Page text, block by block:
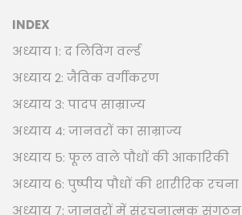
INDEX
अध्याय 1: द लिविंग वर्ल्ड
अध्याय 2: जैविक वर्गीकरण
अध्याय 3: पादप साम्राज्य
अध्याय 4: जानवरों का साम्राज्य
अध्याय 5: फूल वाले पौधों की आकारिकी
अध्याय 6: पुष्पीय पौधों की शारीरिक रचना
अध्याय 7: जानवरों में संरचनात्मक संगठन